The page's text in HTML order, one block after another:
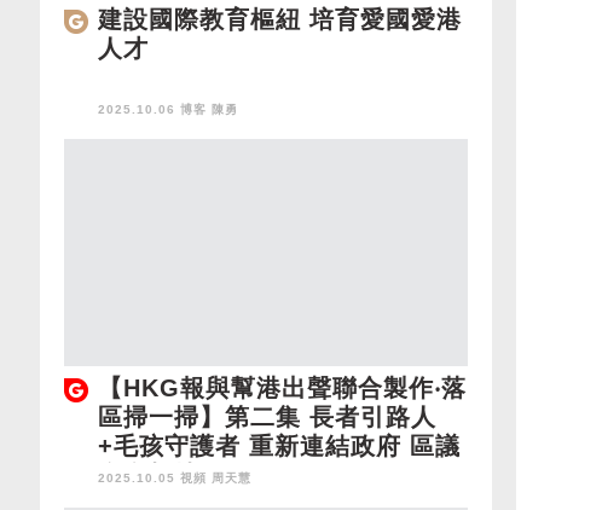
建設國際教育樞紐 培育愛國愛港
人才
2025.10.06 博客 陳勇
【HKG報與幫港出聲聯合製作‧落
區掃一掃】第二集 長者引路人
+毛孩守護者 重新連結政府 區議
會實幹扶弱
2025.10.05 視頻 周天慧